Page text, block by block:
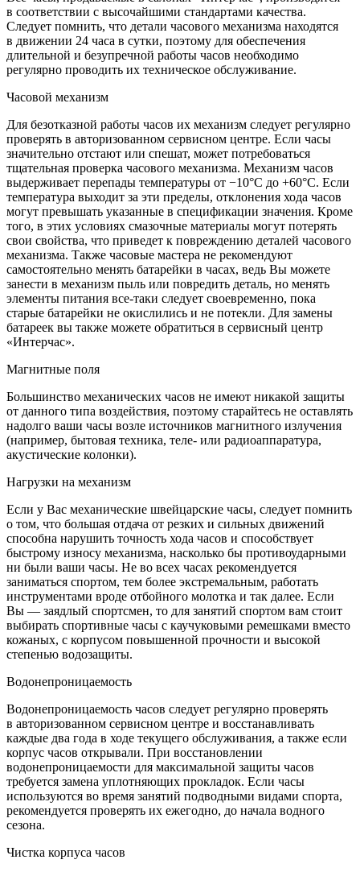
в соответствии с высочайшими стандартами качества.
Следует помнить, что детали часового механизма находятся
в движении 24 часа в сутки, поэтому для обеспечения
длительной и безупречной работы часов необходимо
регулярно проводить их техническое обслуживание.
Часовой механизм
Для безотказной работы часов их механизм следует регулярно
проверять в авторизованном сервисном центре. Если часы
значительно отстают или спешат, может потребоваться
тщательная проверка часового механизма. Механизм часов
выдерживает перепады температуры от −10°C до +60°C. Если
температура выходит за эти пределы, отклонения хода часов
могут превышать указанные в спецификации значения. Кроме
того, в этих условиях смазочные материалы могут потерять
свои свойства, что приведет к повреждению деталей часового
механизма. Также часовые мастера не рекомендуют
самостоятельно менять батарейки в часах, ведь Вы можете
занести в механизм пыль или повредить деталь, но менять
элементы питания все-таки следует своевременно, пока
старые батарейки не окислились и не потекли. Для замены
батареек вы также можете обратиться в сервисный центр
«Интерчас».
Магнитные поля
Большинство механических часов не имеют никакой защиты
от данного типа воздействия, поэтому старайтесь не оставлять
надолго ваши часы возле источников магнитного излучения
(например, бытовая техника, теле- или радиоаппаратура,
акустические колонки).
Нагрузки на механизм
Если у Вас механические швейцарские часы, следует помнить
о том, что большая отдача от резких и сильных движений
способна нарушить точность хода часов и способствует
быстрому износу механизма, насколько бы противоударными
ни были ваши часы. Не во всех часах рекомендуется
заниматься спортом, тем более экстремальным, работать
инструментами вроде отбойного молотка и так далее. Если
Вы — заядлый спортсмен, то для занятий спортом вам стоит
выбирать спортивные часы с каучуковыми ремешками вместо
кожаных, с корпусом повышенной прочности и высокой
степенью водозащиты.
Водонепроницаемость
Водонепроницаемость часов следует регулярно проверять
в авторизованном сервисном центре и восстанавливать
каждые два года в ходе текущего обслуживания, а также если
корпус часов открывали. При восстановлении
водонепроницаемости для максимальной защиты часов
требуется замена уплотняющих прокладок. Если часы
используются во время занятий подводными видами спорта,
рекомендуется проверять их ежегодно, до начала водного
сезона.
Чистка корпуса часов